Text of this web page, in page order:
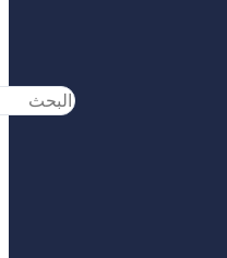
Search